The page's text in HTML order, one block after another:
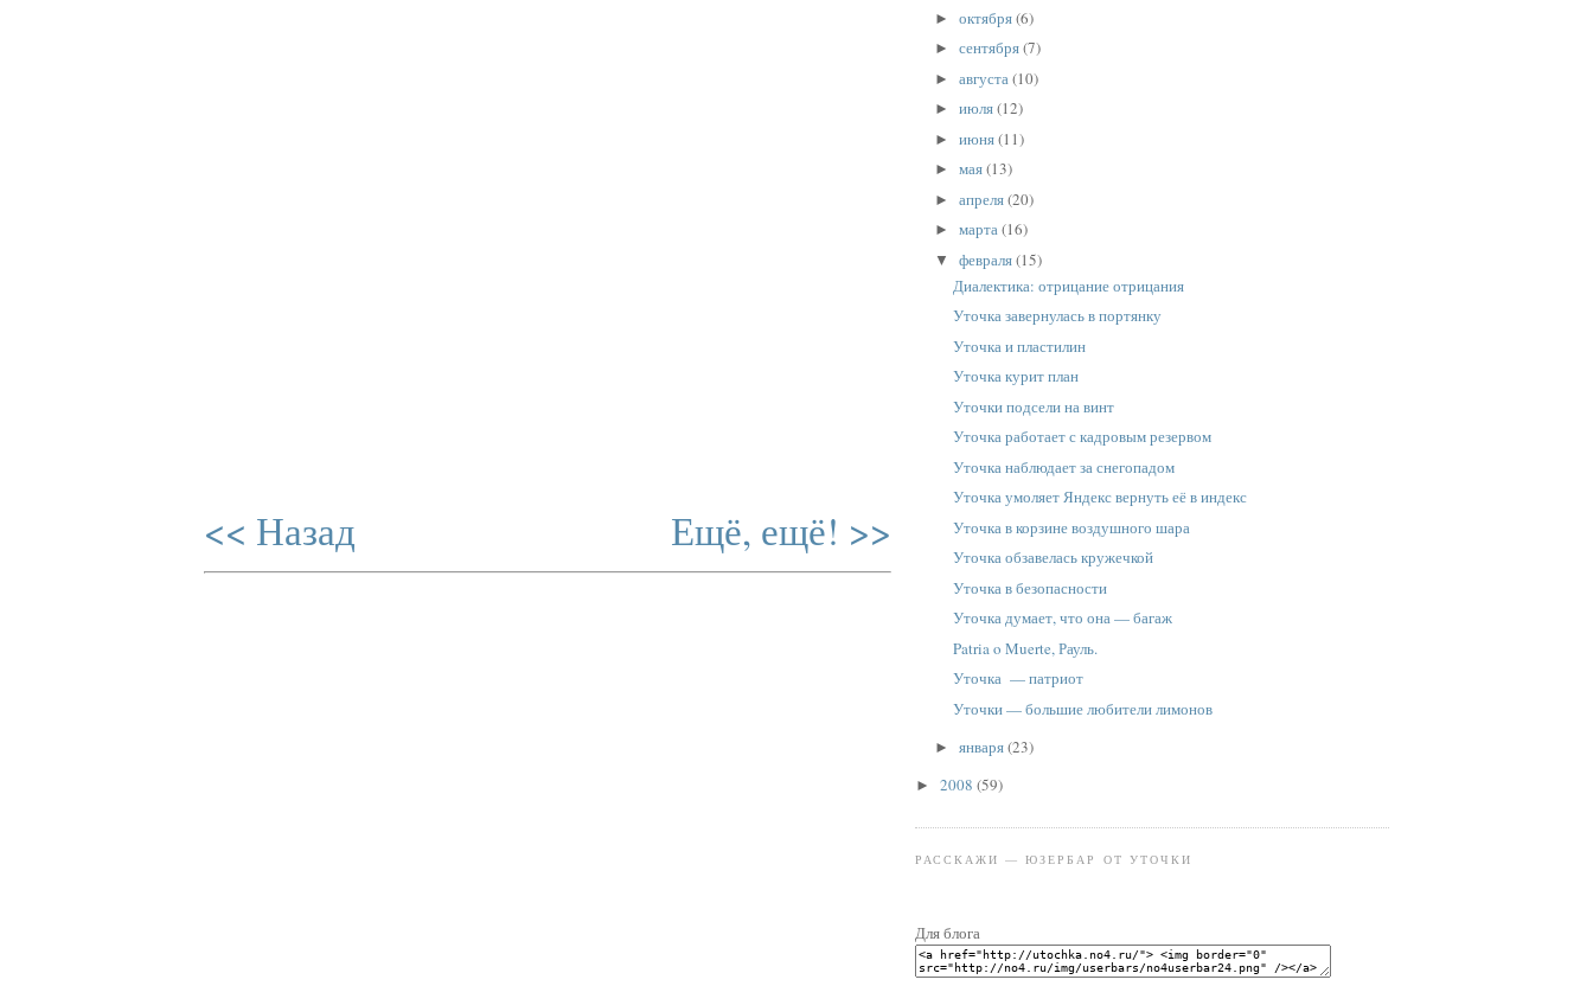
<< Назад Ещё, ещё! >>
► октября(6)
► сентября(7)
► августа(10)
► июля(12)
► июня(11)
► мая(13)
► апреля(20)
► марта(16)
▼ февраля(15)
Диалектика: отрицание отрицания
Уточка завернулась в портянку
Уточка и пластилин
Уточка курит план
Уточки подсели на винт
Уточка работает с кадровым резервом
Уточка наблюдает за снегопадом
Уточка умоляет Яндекс вернуть её в индекс
Уточка в корзине воздушного шара
Уточка обзавелась кружечкой
Уточка в безопасности
Уточка думает, что она — багаж
Patria o Muerte, Рауль.
Уточка — патриот
Уточки — большие любители лимонов
► января(23)
► 2008 (59)
РАССКАЖИ — ЮЗЕРБАР ОТ УТОЧКИ
Для блога